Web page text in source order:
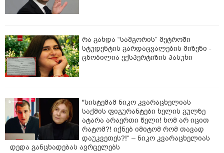
რა გახდა “სამგორის” მეტროში
სტუდენტის გარდაცვალების მიზეზი -
ცნობილია ექსპერტიზის პასუხი
"სისტემამ ნიკო კვარაცხელიას
საქმის ფიგურანტები ხელის გულზე
ატარა არაერთი წელი! ხომ არ იცით
რატომ?! იქნებ იმიტომ რომ თავად
დაუკვეთეს?!“ – ნიკო კვარაცხელიას
დედა განცხადებას ავრცელებს